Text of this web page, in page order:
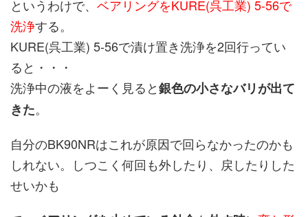
というわけで、 ベアリングをKURE(呉工業) 5-56で
洗浄する。
KURE(呉工業) 5-56で漬け置き洗浄を2回行ってい
ると・・・
洗浄中の液をよーく見ると銀色の小さなバリが出て
きた。
自分のBK90NRはこれが原因で回らなかったのかも
しれない。しつこく何回も外したり、戻したりした
せいかも